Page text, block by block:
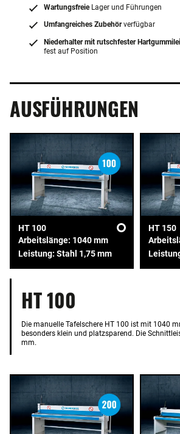
WartungsfreieLager und Führungen
Umfangreiches Zubehörverfügbar
Niederhalter mit rutschfester
fest auf Position
AUSFÜHRUNGEN
HT 100
Arbeitslänge: 1040 mm
Leistung: Stahl 1,75 mm
HT 150
HT 100
Die manuelle Tafelschere HT 100 ist mit 1040
besonders klein und platzsparend. Die
mm.